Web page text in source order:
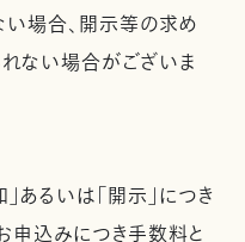
場合、開示等の求め
ない場合がございま
あるいは「開示」につき
申込みにつき手数料と